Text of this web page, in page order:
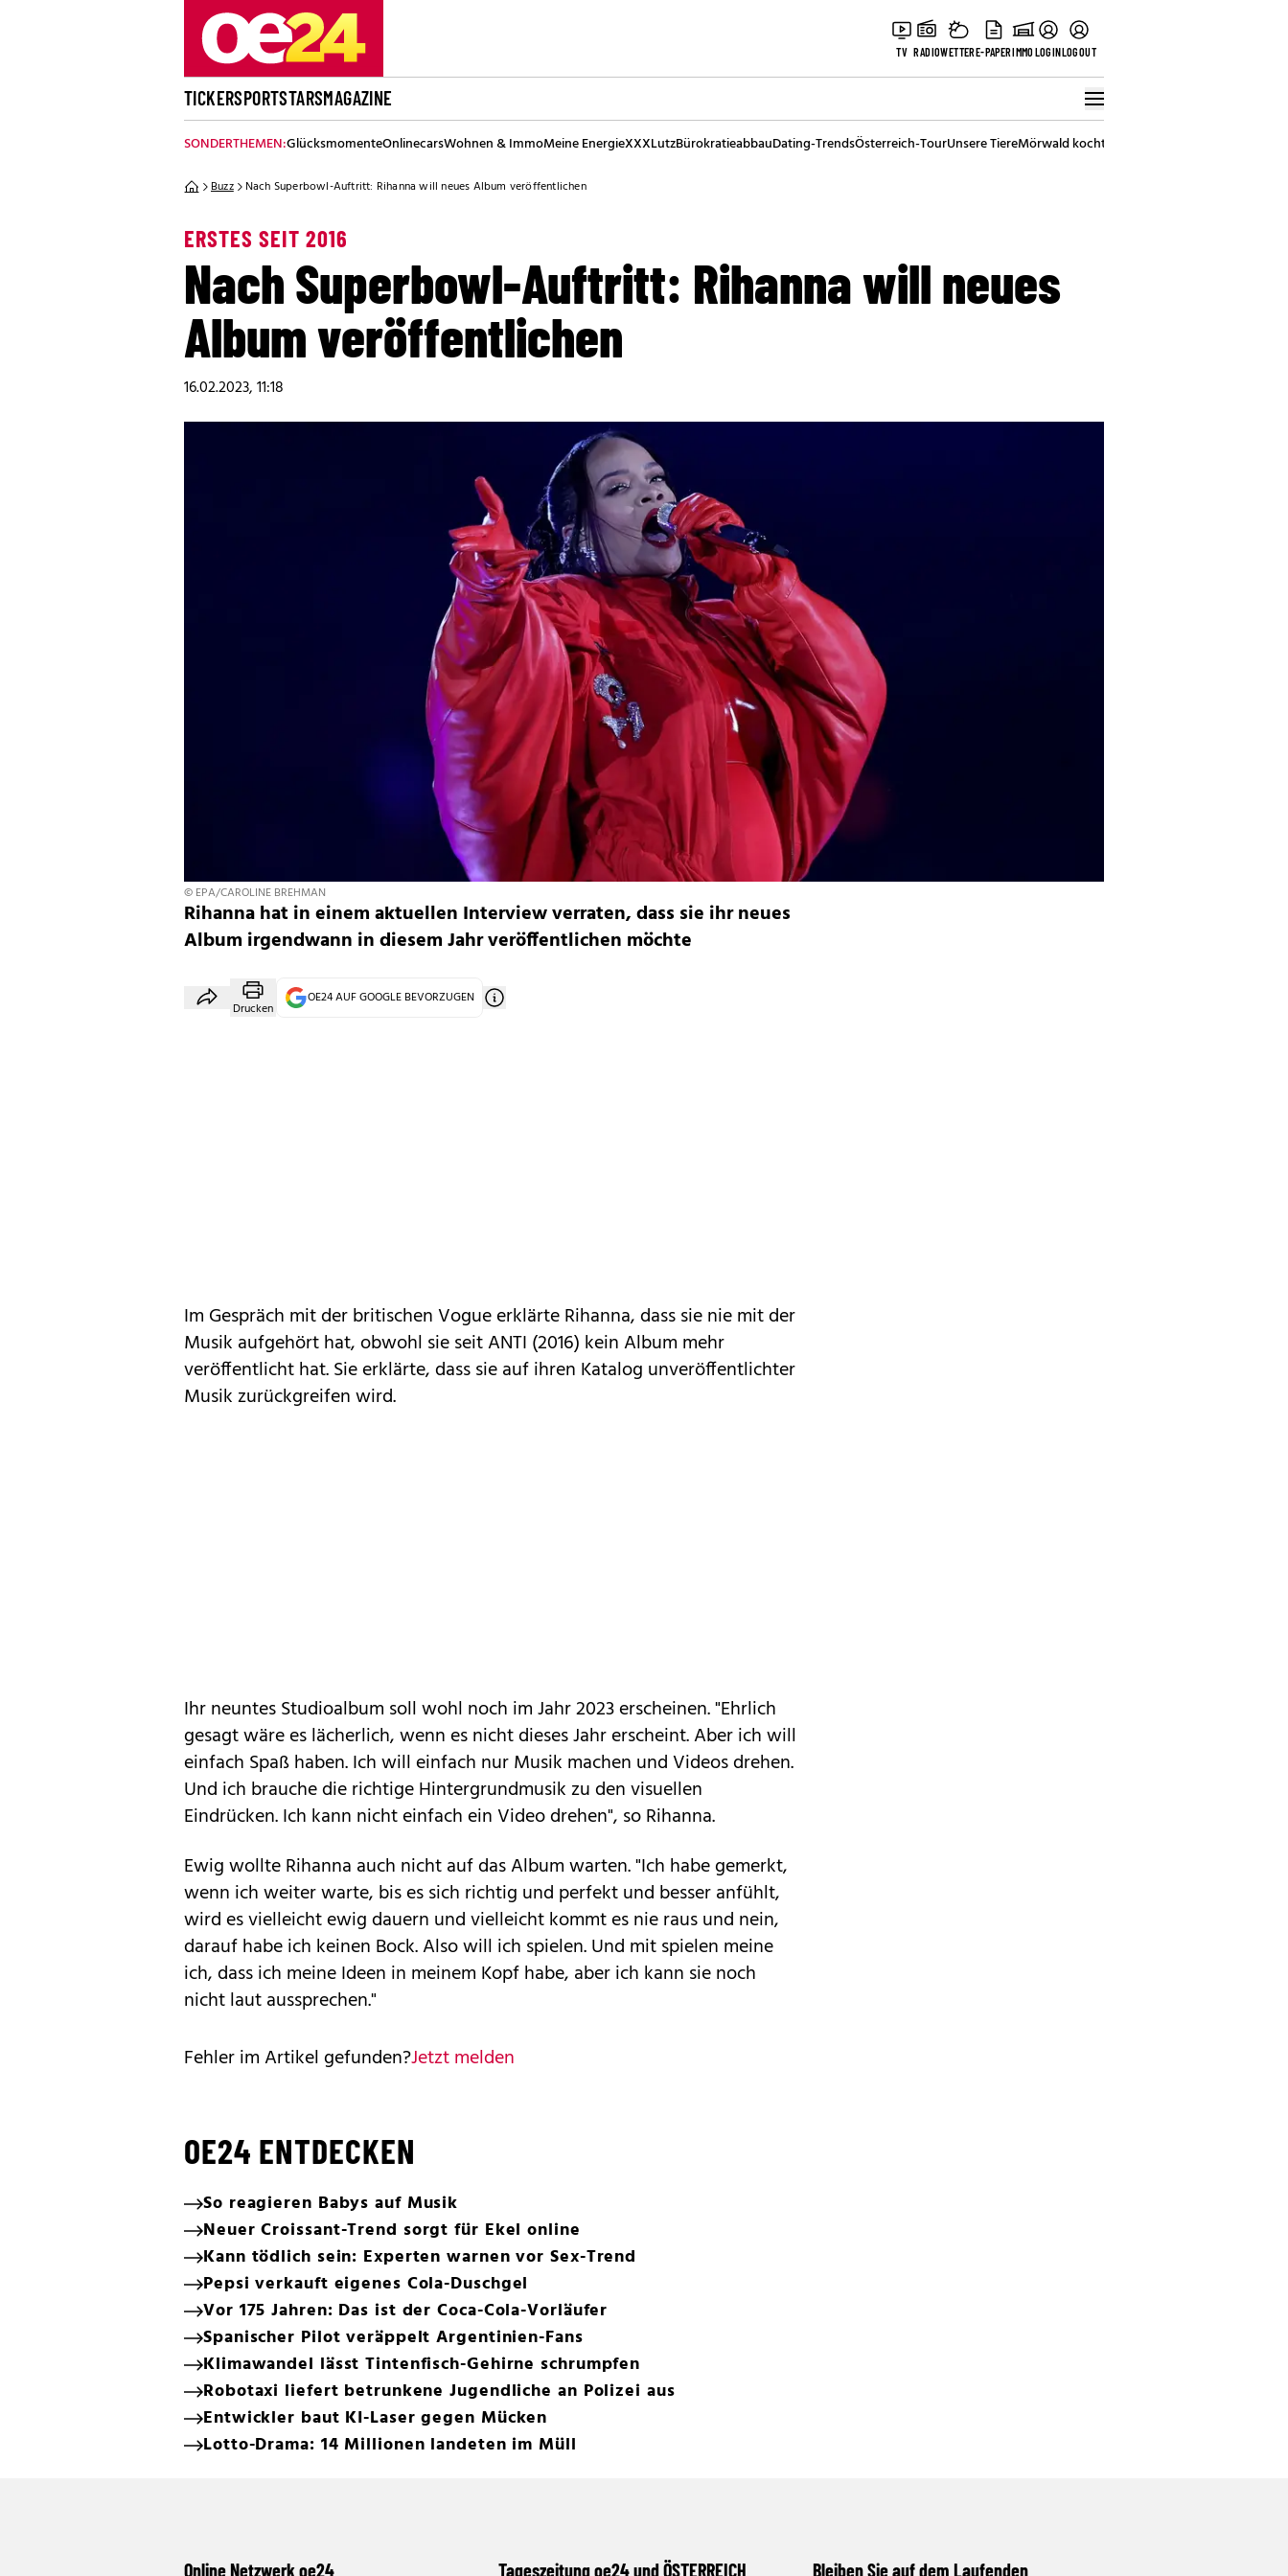
TV RADIOWETTERE-PAPERIMMOLOGINLOGOUT
TICKERSPORTSTARSMAGAZINE
SONDERTHEMEN:GlücksmomenteOnlinecarsWohnen & ImmoMeine EnergieXXXLutzBürokratieabbauDating-TrendsÖsterreich-TourUnsere TiereMörwald kocht
Buzz Nach Superbowl-Auftritt: Rihanna will neues Album veröffentlichen
ERSTES SEIT 2016
Nach Superbowl-Auftritt: Rihanna will neues
Album veröffentlichen
16.02.2023, 11:18
© EPA/CAROLINE BREHMAN
Rihanna hat in einem aktuellen Interview verraten, dass sie ihr neues
Album irgendwann in diesem Jahr veröffentlichen möchte
Drucken
OE24 AUF GOOGLE BEVORZUGEN
Im Gespräch mit der britischen Vogue erklärte Rihanna, dass sie nie mit der
Musik aufgehört hat, obwohl sie seit ANTI (2016) kein Album mehr
veröffentlicht hat. Sie erklärte, dass sie auf ihren Katalog unveröffentlichter
Musik zurückgreifen wird.
Ihr neuntes Studioalbum soll wohl noch im Jahr 2023 erscheinen. "Ehrlich
gesagt wäre es lächerlich, wenn es nicht dieses Jahr erscheint. Aber ich will
einfach Spaß haben. Ich will einfach nur Musik machen und Videos drehen.
Und ich brauche die richtige Hintergrundmusik zu den visuellen
Eindrücken. Ich kann nicht einfach ein Video drehen", so Rihanna.
Ewig wollte Rihanna auch nicht auf das Album warten. "Ich habe gemerkt,
wenn ich weiter warte, bis es sich richtig und perfekt und besser anfühlt,
wird es vielleicht ewig dauern und vielleicht kommt es nie raus und nein,
darauf habe ich keinen Bock. Also will ich spielen. Und mit spielen meine
ich, dass ich meine Ideen in meinem Kopf habe, aber ich kann sie noch
nicht laut aussprechen."
Fehler im Artikel gefunden?Jetzt melden
OE24 ENTDECKEN
So reagieren Babys auf Musik
Neuer Croissant-Trend sorgt für Ekel online
Kann tödlich sein: Experten warnen vor Sex-Trend
Pepsi verkauft eigenes Cola-Duschgel
Vor 175 Jahren: Das ist der Coca-Cola-Vorläufer
Spanischer Pilot veräppelt Argentinien-Fans
Klimawandel lässt Tintenfisch-Gehirne schrumpfen
Robotaxi liefert betrunkene Jugendliche an Polizei aus
Entwickler baut KI-Laser gegen Mücken
Lotto-Drama: 14 Millionen landeten im Müll
Online Netzwerk oe24 Tageszeitung oe24 und ÖSTERREICH Bleiben Sie auf dem Laufenden